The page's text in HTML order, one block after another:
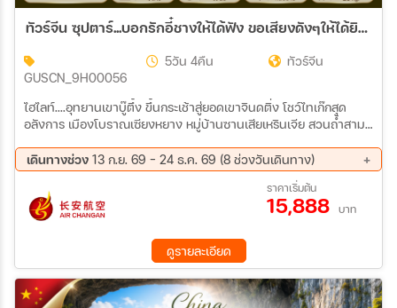
29 พ.ย. 69 - 03 ธ.ค. 69
30 พ.ย. 69 - 04 ธ.ค. 69
01 ธ.ค. 69 - 05 ธ.ค. 69
02 ธ.ค. 69 - 06 ธ.ค. 69
06 ธ.ค. 69 - 10 ธ.ค. 69
07 ธ.ค. 69 - 11 ธ.ค. 69
09 ธ.ค. 69 - 13 ธ.ค. 69
10 ธ.ค. 69 - 14 ธ.ค. 69
11 ธ.ค. 69 - 15 ธ.ค. 69
12 ธ.ค. 69 - 16 ธ.ค. 69
15 ธ.ค. 69 - 19 ธ.ค. 69
16 ธ.ค. 69 - 20 ธ.ค. 69
17 ธ.ค. 69 - 21 ธ.ค. 69
18 ธ.ค. 69 - 22 ธ.ค. 69
19 ธ.ค. 69 - 23 ธ.ค. 69
20 ธ.ค. 69 - 24 ธ.ค. 69
21 ธ.ค. 69 - 25 ธ.ค. 69
22 ธ.ค. 69 - 26 ธ.ค. 69
26 ธ.ค. 69 - 30 ธ.ค. 69
27 ธ.ค. 69 - 31 ธ.ค. 69
28 ธ.ค. 69 - 01 ม.ค. 70
29 ธ.ค. 69 - 02 ม.ค. 70
30 ธ.ค. 69 - 03 ม.ค. 70
ทัวร์จีน ซุปตาร์...บอกรักอี๋ชางให้ได้ฟัง ขอเสียงดังๆให้ได้ยินบ่อยๆ EP.2 No Shopping (SEP-DEC 2026) บินเย็น-กลับบ่าย 5วัน 4คืน (9H)
GUSCN_9H00056
5วัน 4คืน ทัวร์จีน
ไฮไลท์....อุทยานเขาบู๊ตึ้ง ขึ้นกระเช้าสู่ยอดเขาจินดติ่ง โชว์ไทเก๊กสุด
อลังการ เมืองโบราณเซียงหยาง หมู่บ้านซานเสียเหรินเจีย สวนถ้ำสาม
เดินทางช่วง 13 ก.ย. 69 - 24 ธ.ค. 69 (8 ช่วงวันเดินทาง)
27 ก.ย. 69 - 01 ต.ค. 69
11 ต.ค. 69 - 15 ต.ค. 69
25 ต.ค. 69 - 29 ต.ค. 69
08 พ.ย. 69 - 12 พ.ย. 69
22 พ.ย. 69 - 26 พ.ย. 69
20 ธ.ค. 69 - 24 ธ.ค. 69
ราคาเริ่มต้น
15,888 บาท
ดูรายละเอียด